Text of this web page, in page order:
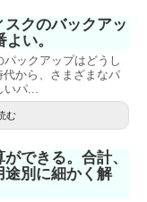
クのバックアッ
い。
ックアップはどうし
から、さまざまなパ
いパ...
む
できる。合計、
途別に細かく解